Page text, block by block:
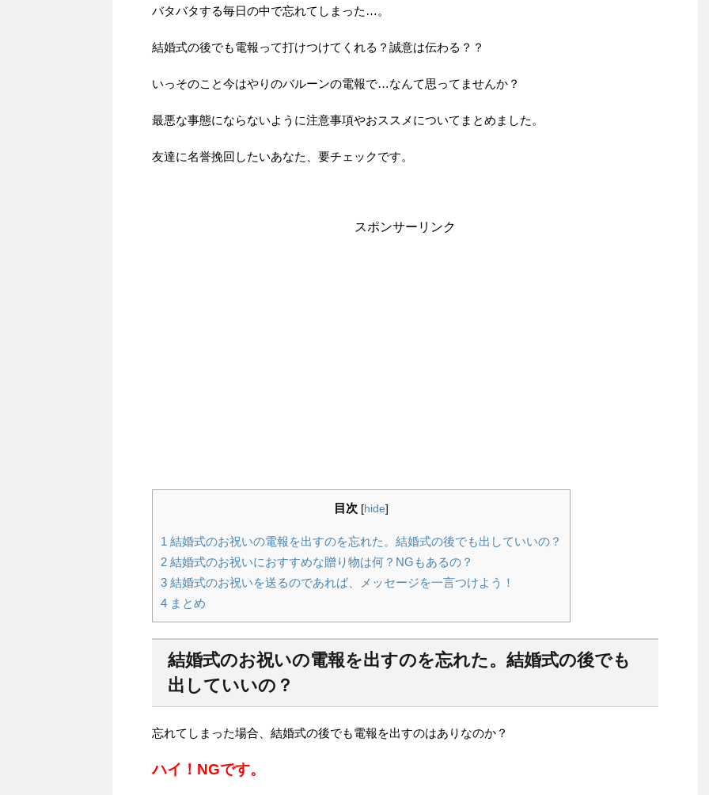
バタバタする毎日の中で忘れてしまった…。
結婚式の後でも電報って打けつけてくれる？誠意は伝わる？？
いっそのこと今はやりのバルーンの電報で…なんて思ってませんか？
最悪な事態にならないように注意事項やおススメについてまとめました。
友達に名誉挽回したいあなた、要チェックです。
スポンサーリンク
目次 [hide]
1 結婚式のお祝いの電報を出すのを忘れた。結婚式の後でも出していいの？
2 結婚式のお祝いにおすすめな贈り物は何？NGもあるの？
3 結婚式のお祝いを送るのであれば、メッセージを一言つけよう！
4 まとめ
結婚式のお祝いの電報を出すのを忘れた。結婚式の後でも
出していいの？
忘れてしまった場合、結婚式の後でも電報を出すのはありなのか？
ハイ！NGです。